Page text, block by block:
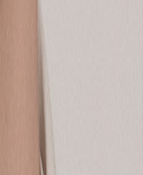
츠로 브랜드의 성장을